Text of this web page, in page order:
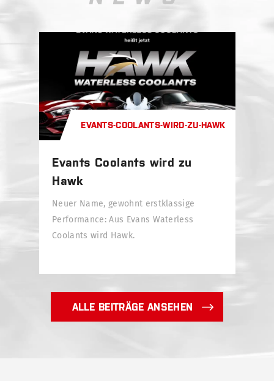
EVANTS-COOLANTS-WIRD-ZU-HAWK
Evants Coolants wird zu
Hawk
Neuer Name, gewohnt erstklassige
Performance: Aus Evans Waterless
Coolants wird Hawk.
ALLE BEITRÄGE ANSEHEN